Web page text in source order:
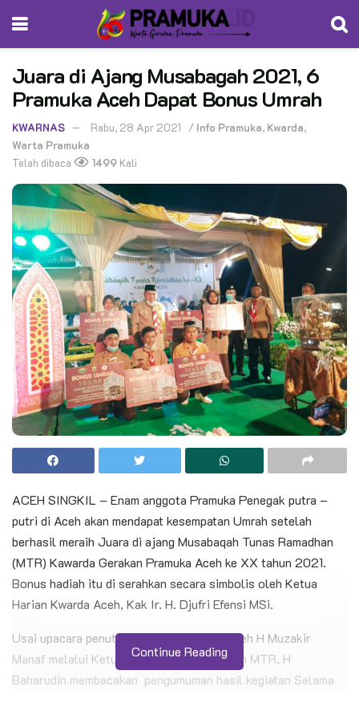
Juara di Ajang Musabagah 2021, 6
Pramuka Aceh Dapat Bonus Umrah
KWARNAS Rabu, 28 Apr 2021 / Info Pramuka, Kwarda,
Warta Pramuka
Telah dibaca
1499 Kali
ACEH SINGKIL – Enam anggota Pramuka Penegak putra –
putri di Aceh akan mendapat kesempatan Umrah setelah
berhasil meraih Juara di ajang Musabaqah Tunas Ramadhan
(MTR) Kawarda Gerakan Pramuka Aceh ke XX tahun 2021.
Bonus hadiah itu di serahkan secara simbolis oleh Ketua
Harian Kwarda Aceh, Kak Ir. H. Djufri Efensi MSi.
Usai upacara penutupan, Ketua Kwarda Aceh H Muzakir
Manaf melalui Ketua Dewan Hakim kegiatan MTR, H
Baharudin membacakan pengumuman hasil kegiatan Selama
Continue Reading